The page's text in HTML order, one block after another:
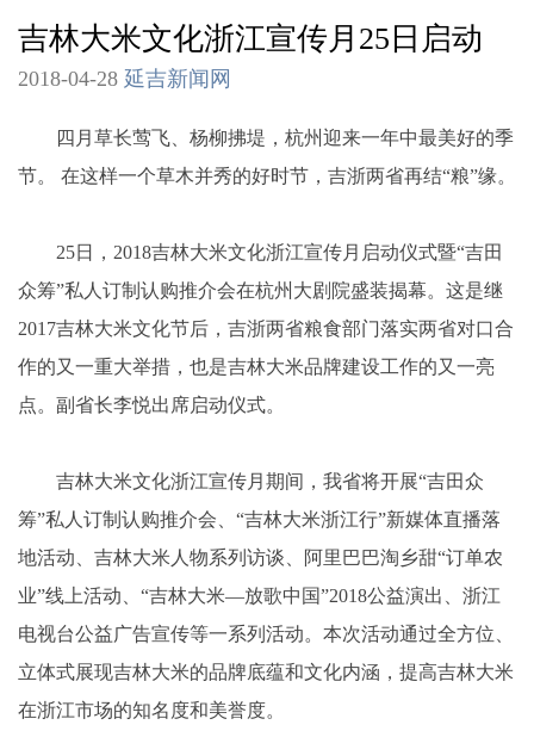
吉林大米文化浙江宣传月25日启动
2018-04-28 延吉新闻网
四月草长莺飞、杨柳拂堤，杭州迎来一年中最美好的季
节。 在这样一个草木并秀的好时节，吉浙两省再结“粮”缘。
25日，2018吉林大米文化浙江宣传月启动仪式暨“吉田
众筹”私人订制认购推介会在杭州大剧院盛装揭幕。这是继
2017吉林大米文化节后，吉浙两省粮食部门落实两省对口合
作的又一重大举措，也是吉林大米品牌建设工作的又一亮
点。副省长李悦出席启动仪式。
吉林大米文化浙江宣传月期间，我省将开展“吉田众
筹”私人订制认购推介会、“吉林大米浙江行”新媒体直播落
地活动、吉林大米人物系列访谈、阿里巴巴淘乡甜“订单农
业”线上活动、“吉林大米—放歌中国”2018公益演出、浙江
电视台公益广告宣传等一系列活动。本次活动通过全方位、
立体式展现吉林大米的品牌底蕴和文化内涵，提高吉林大米
在浙江市场的知名度和美誉度。